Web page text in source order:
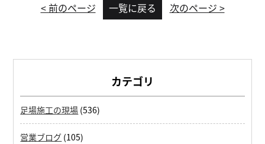
< 前のページ 一覧に戻る 次のページ >
カテゴリ
足場施工の現場 (536)
営業ブログ (105)